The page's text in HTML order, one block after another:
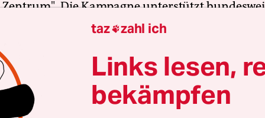
Die Kampagne unterstützt
Orte und baut einen solidarischen Fonds
Erhalt auf. Eine offene Gesellschaft braucht
Journalismus – und zivilgesellschaftliches
Dann machen Sie mit und unterstützen
taz zahl ich
Links lesen,
bekämpfen